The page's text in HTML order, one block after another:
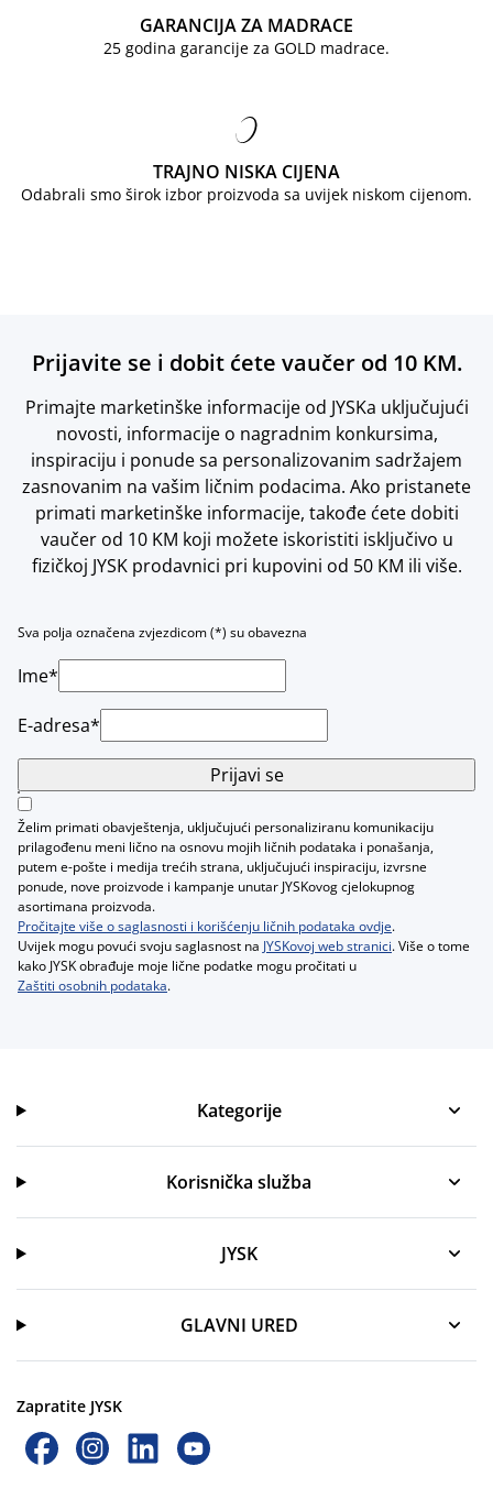
GARANCIJA ZA MADRACE
25 godina garancije za GOLD madrace.
TRAJNO NISKA CIJENA
Odabrali smo širok izbor proizvoda sa uvijek niskom cijenom.
Prijavite se i dobit ćete vaučer od 10 KM.
Primajte marketinške informacije od JYSKa uključujući
novosti, informacije o nagradnim konkursima,
inspiraciju i ponude sa personalizovanim sadržajem
zasnovanim na vašim ličnim podacima. Ako pristanete
primati marketinške informacije, takođe ćete dobiti
vaučer od 10 KM koji možete iskoristiti isključivo u
fizičkoj JYSK prodavnici pri kupovini od 50 KM ili više.
Sva polja označena zvjezdicom (*) su obavezna
Ime*
E-adresa*
Prijavi se
Želim primati obavještenja, uključujući personaliziranu komunikaciju
prilagođenu meni lično na osnovu mojih ličnih podataka i ponašanja,
putem e-pošte i medija trećih strana, uključujući inspiraciju, izvrsne
ponude, nove proizvode i kampanje unutar JYSKovog cjelokupnog
asortimana proizvoda.
Pročitajte više o saglasnosti i korišćenju ličnih podataka ovdje.
Uvijek mogu povući svoju saglasnost na JYSKovoj web stranici. Više o tome
kako JYSK obrađuje moje lične podatke mogu pročitati u
Zaštiti osobnih podataka.
Kategorije
Korisnička služba
Korisnička služba
JYSK
JYSK
GLAVNI URED
Zapratite JYSK